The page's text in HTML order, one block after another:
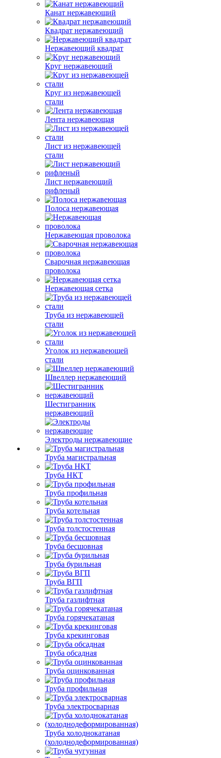
Канат нержавеющий
Квадрат нержавеющий
Нержавеющий квадрат
Круг нержавеющий
Круг из нержавеющей
стали
Лента нержавеющая
Лист из нержавеющей
стали
Лист нержавеющий
рифленый
Полоса нержавеющая
Нержавеющая проволока
Сварочная нержавеющая
проволока
Нержавеющая сетка
Труба из нержавеющей
стали
Уголок из нержавеющей
стали
Швеллер нержавеющий
Шестигранник
нержавеющий
Электроды нержавеющие
Труба магистральная
Труба НКТ
Труба профильная
Труба котельная
Труба толстостенная
Труба бесшовная
Труба бурильная
Труба ВГП
Труба газлифтная
Труба горячекатаная
Труба крекинговая
Труба обсадная
Труба оцинкованная
Труба профильная
Труба электросварная
Труба холоднокатаная
(холоднодеформированная)